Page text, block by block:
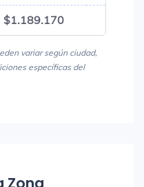
$1.189.170
variar según ciudad,
específicas del